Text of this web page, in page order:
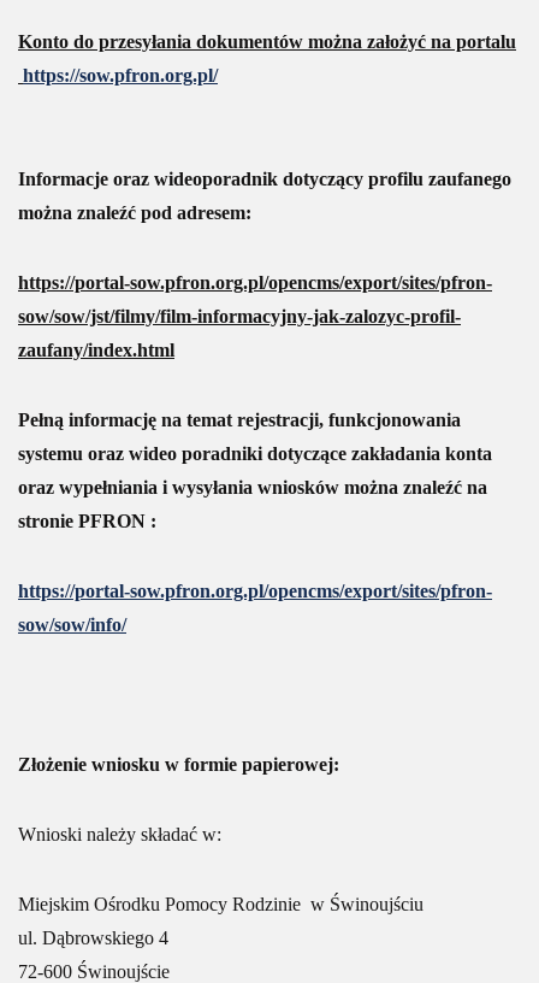
Konto do przesyłania dokumentów można założyć na portalu
https://sow.pfron.org.pl/
Informacje oraz wideoporadnik dotyczący profilu zaufanego
można znaleźć pod adresem:
https://portal-sow.pfron.org.pl/opencms/export/sites/pfron-
sow/sow/jst/filmy/film-informacyjny-jak-zalozyc-profil-
zaufany/index.html
Pełną informację na temat rejestracji, funkcjonowania
systemu oraz wideo poradniki dotyczące zakładania konta
oraz wypełniania i wysyłania wniosków można znaleźć na
stronie PFRON :
https://portal-sow.pfron.org.pl/opencms/export/sites/pfron-
sow/sow/info/
Złożenie wniosku w formie papierowej:
Wnioski należy składać w:
Miejskim Ośrodku Pomocy Rodzinie w Świnoujściu
ul. Dąbrowskiego 4
72-600 Świnoujście